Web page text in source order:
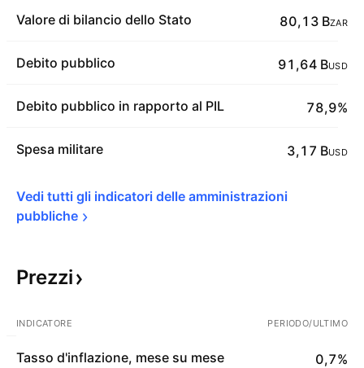
Valore di bilancio dello Stato 80,13 BZAR
Debito pubblico 91,64 BUSD
Debito pubblico in rapporto al PIL 78,9%
Spesa militare 3,17 BUSD
pubbliche
Prezzi
INDICATORE PERIODO/ULTIMO
Tasso d'inflazione, mese su mese 0,7%